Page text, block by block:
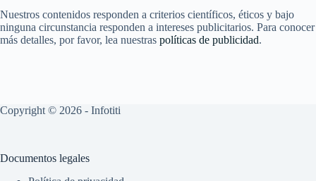
Nuestros contenidos responden a criterios científicos, éticos y bajo
ninguna circunstancia responden a intereses publicitarios. Para conocer
más detalles, por favor, lea nuestras políticas de publicidad.
Copyright © 2026 - Infotiti
Documentos legales